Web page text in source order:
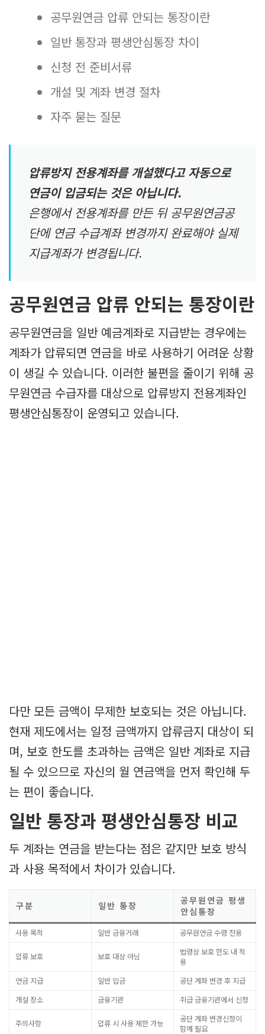
공무원연금 압류 안되는 통장이란
일반 통장과 평생안심통장 차이
신청 전 준비서류
개설 및 계좌 변경 절차
자주 묻는 질문
압류방지 전용계좌를 개설했다고 자동으로
연금이 입금되는 것은 아닙니다.
은행에서 전용계좌를 만든 뒤 공무원연금공
단에 연금 수급계좌 변경까지 완료해야 실제
지급계좌가 변경됩니다.
공무원연금 압류 안되는 통장이란
공무원연금을 일반 예금계좌로 지급받는 경우에는
계좌가 압류되면 연금을 바로 사용하기 어려운 상황
이 생길 수 있습니다. 이러한 불편을 줄이기 위해 공
무원연금 수급자를 대상으로 압류방지 전용계좌인
평생안심통장이 운영되고 있습니다.
다만 모든 금액이 무제한 보호되는 것은 아닙니다.
현재 제도에서는 일정 금액까지 압류금지 대상이 되
며, 보호 한도를 초과하는 금액은 일반 계좌로 지급
될 수 있으므로 자신의 월 연금액을 먼저 확인해 두
는 편이 좋습니다.
일반 통장과 평생안심통장 비교
두 계좌는 연금을 받는다는 점은 같지만 보호 방식
과 사용 목적에서 차이가 있습니다.
구분 일반 통장
공무원연금 평생
안심통장
사용 목적 일반 금융거래 공무원연금 수령 전용
압류 보호 보호 대상 아님
법령상 보호 한도 내 적
용
연금 지급
일반 입금
공단 계좌 변경 후 지급
개설 장소
금융기관 취급 금융기관에서 신청
주의사항 압류 시 사용 제한 가능
공단 계좌 변경신청이
함께 필요